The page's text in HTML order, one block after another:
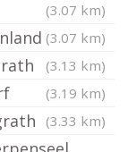
(3.07 km)
(3.07 km)
(3.13 km)
(3.19 km)
(3.33 km)